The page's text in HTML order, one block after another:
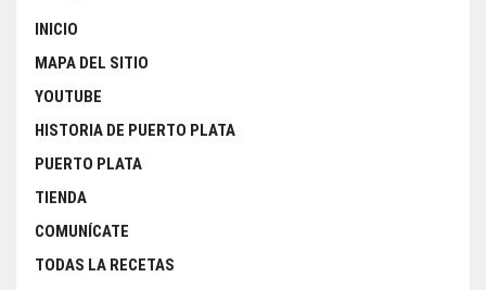
INICIO
MAPA DEL SITIO
YOUTUBE
HISTORIA DE PUERTO PLATA
PUERTO PLATA
TIENDA
COMUNÍCATE
TODAS LA RECETAS